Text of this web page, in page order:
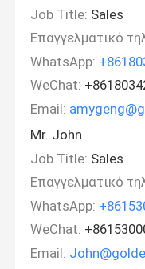
Job Title: Sales
Επαγγελματικό
WhatsApp:
WeChat:
Email:
Mr. John
Job Title: Sales
Επαγγελματικό
WhatsApp:
WeChat:
Email: